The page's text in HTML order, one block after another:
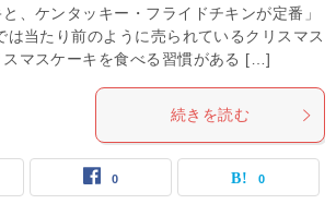
、ケンタッキー・フライドチキンが定番」
当たり前のように売られているクリスマス
マスケーキを食べる習慣がある […]
続きを読む
0 0